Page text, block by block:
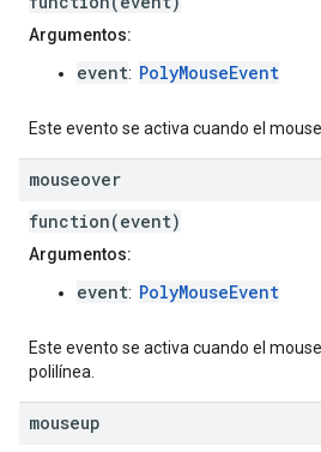
Argumentos:
event: PolyMouseEvent
Este evento se activa cuando el
mouseover
function(event)
Argumentos:
event: PolyMouseEvent
Este evento se activa cuando el
polilínea.
mouseup